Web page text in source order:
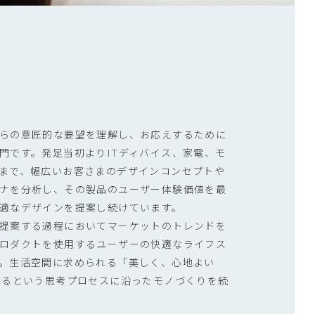
の意匠的な要望を理解し、お応えするために
です。発足当初よりITディバイス、家電、モ
で、幅広いお客さまのデザインコンセプトや
を分析し、その製品のユーザー体験価値を最
なデザインを提案し続けています。
案する過程においてマーケットのトレンドを
ダクトを使用するユーザーの快適なライフス
生活空間に求められる「美しく、心地よい
という思考プロセスに沿ったモノづくりを続